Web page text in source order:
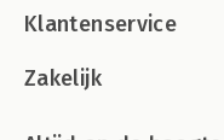
Klantenservice
Zakelijk